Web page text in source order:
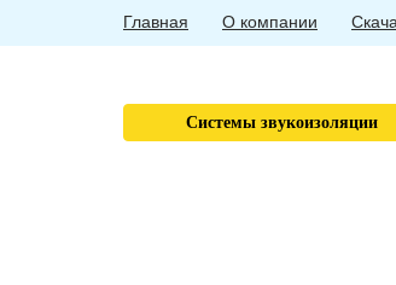
Главная О компании
Системы звукоизоляции